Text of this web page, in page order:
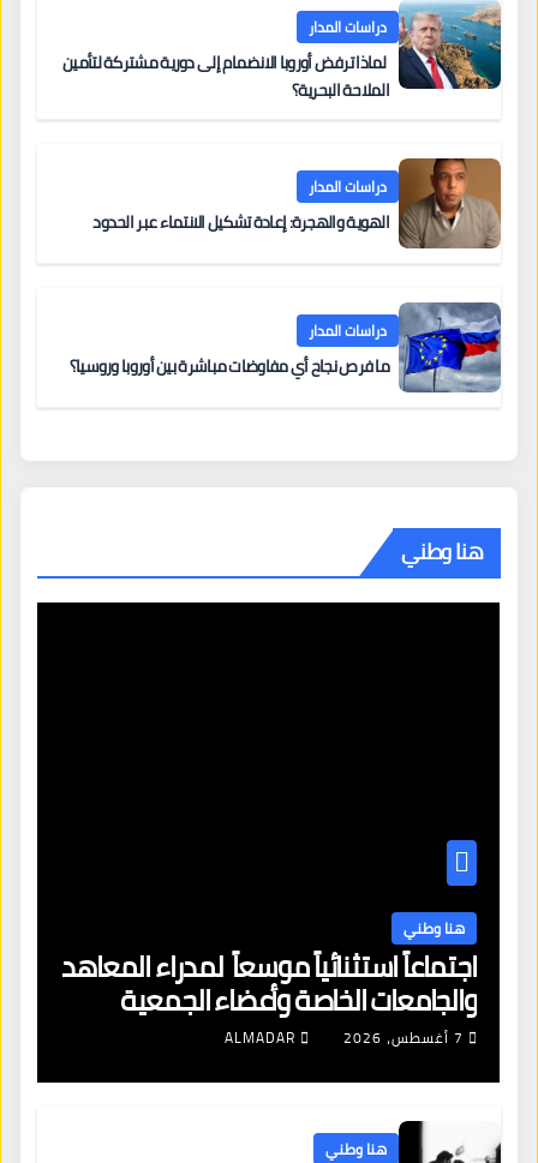
دراسات المدار
لماذا ترفض أوروبا الانضمام إلى دورية مشتركة لتأمين
الملاحة البحرية؟
دراسات المدار
الهوية والهجرة: إعادة تشكيل الانتماء عبر الحدود
دراسات المدار
ما فرص نجاح أي مفاوضات مباشرة بين أوروبا وروسيا؟
هنا وطني
هنا وطني
اجتماعاً استثنائياً موسعاً لمدراء المعاهد
والجامعات الخاصة وأعضاء الجمعية
العمومية للنقابة العامة لمؤسسات
التعليم والتدريب الخاص في ليبيا
7 أغسطس، 2026 ALMADAR
هنا وطني